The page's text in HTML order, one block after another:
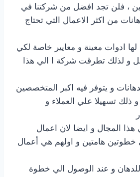
، فلن تجد افضل من شركتنا في
من اكثر الاعمال التي تحتاج
لها ادوات معينة و معايير خاصة لكي
و لذلك تطرقت شركة ا الي هذا
و يتوفر فيه اكبر المتخصصين
ذلك تسهيلا علي العملاء و
المجال و ايضا لان اعمال
خطوتين هامتين و اولهم هي أعمال
و عند الوصول الي خطوة